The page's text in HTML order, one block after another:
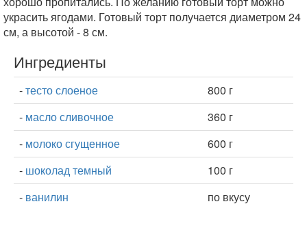
украсить ягодами. Готовый торт получается диаметром 24
см, а высотой - 8 см.
Ингредиенты
-тесто слоеное
800 г
- масло сливочное
360 г
- молоко сгущенное
600 г
- шоколад темный
100 г
- ванилин по вкусу